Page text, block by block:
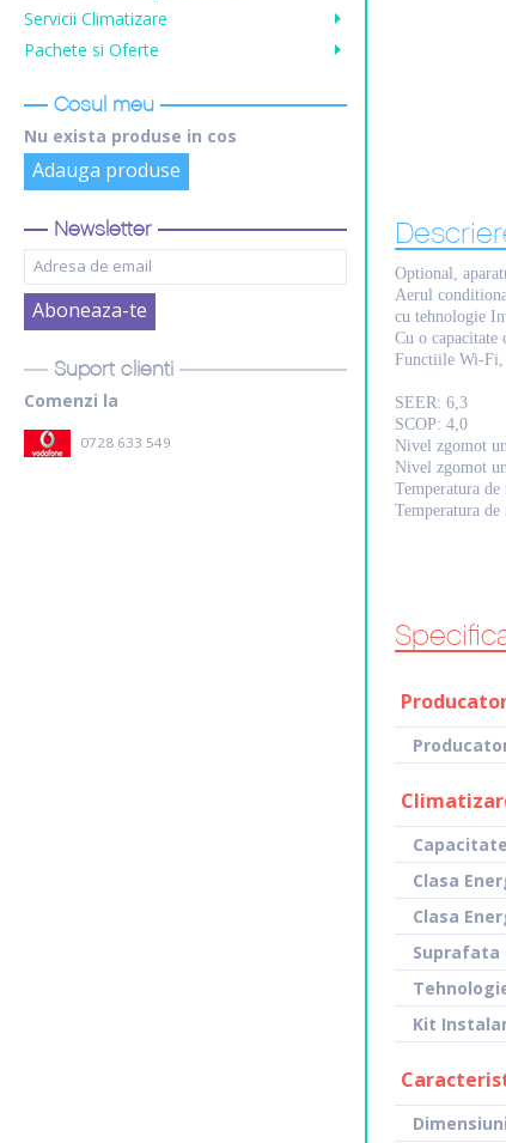
Servicii Climatizare
Pachete si Oferte
Cosul meu
Nu exista produse in cos
Adauga produse
Newsletter
Suport clienti
Comenzi la
0728 633 549
Optional,
Aerul
cu tehnologie
Cu o
Functiile Wi-Fi,
SEER: 6,3
SCOP: 4,0
Nivel zgomot
Nivel zgomot
Temperatura
Temperatura
Clasa
Clasa
Suprafata
Kit